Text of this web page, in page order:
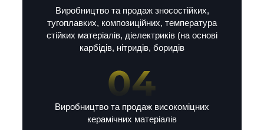
Виробництво та продаж зносостійких,
тугоплавких, композиційних, температура
стійких матеріалів, діелектриків (на основі
карбідів, нітридів, боридів
Виробництво та продаж високоміцних
керамічних матеріалів